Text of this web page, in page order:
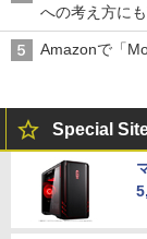
への考え方に
Amazonで「
Special